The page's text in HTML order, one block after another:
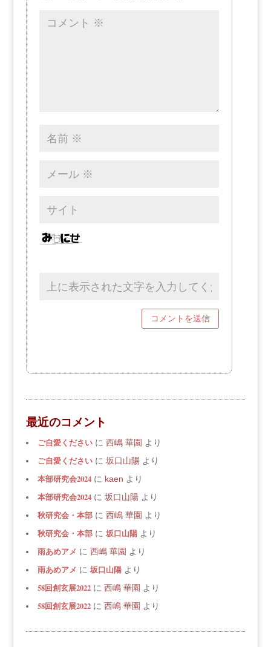
最近のコメント
ご自愛くださいに 西嶋 華園 より
ご自愛くださいに 坂口山陽より
本部研究会2024に kaen より
本部研究会2024に 坂口山陽より
秋研究会・本部に 西嶋 華園 より
秋研究会・本部に 坂口山陽より
雨あめアメ に 西嶋 華園 より
雨あめアメ に 坂口山陽より
58回創玄展2022に 西嶋 華園 より
58回創玄展2022に 西嶋 華園 より